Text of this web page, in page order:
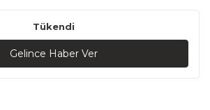
Tükendi
Gelince Haber Ver